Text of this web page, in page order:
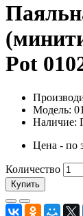
Pot
Модель:
Наличие:
Цена - по
Количество
Купить